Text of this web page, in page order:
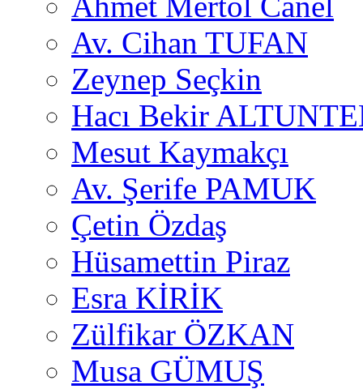
Av. Cihan TUFAN
Zeynep Seçkin
Hacı Bekir
Mesut Kaymakçı
Av. Şerife PAMUK
Çetin Özdaş
Hüsamettin Piraz
Esra KİRİK
Zülfikar ÖZKAN
Musa GÜMUŞ